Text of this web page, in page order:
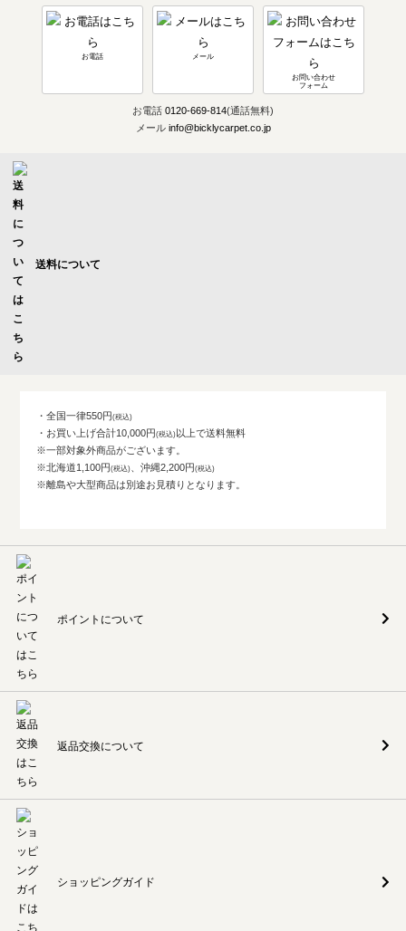
お電話 メール
お問い合わせ
フォーム
お電話 0120-669-814(通話無料)
メール info@bicklycarpet.co.jp
送料について
・全国一律550円
・お買い上げ合計10,000円
以上で送料無料
※一部対象外商品がございます。
※北海道1,100円
、沖縄2,200円
※離島や大型商品は別途お見積りとなります。
ポイントについて
返品交換について
ショッピングガイド